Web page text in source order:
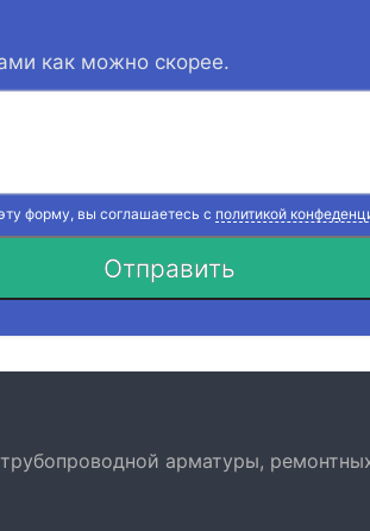
как можно скорее.
форму, вы соглашаетесь с политикой
Отправить
арматуры,